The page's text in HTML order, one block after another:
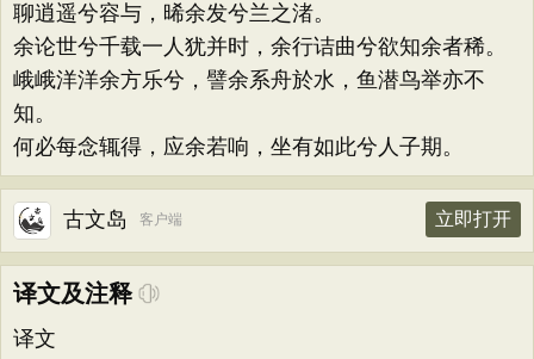
聊逍遥兮容与，晞余发兮兰之渚。
余论世兮千载一人犹并时，余行诘曲兮欲知余者稀。
峨峨洋洋余方乐兮，譬余系舟於水，鱼潜鸟举亦不
知。
何必每念辄得，应余若响，坐有如此兮人子期。
古文岛 客户端 立即打开
译文及注释
译文